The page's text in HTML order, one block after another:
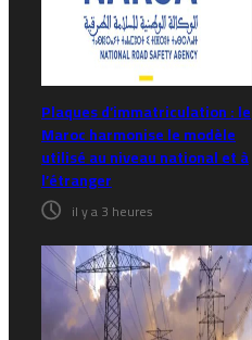
Plaques d’immatriculation : le
Maroc harmonise le modèle
utilisé au niveau national et à
l’étranger
il y a 3 heures